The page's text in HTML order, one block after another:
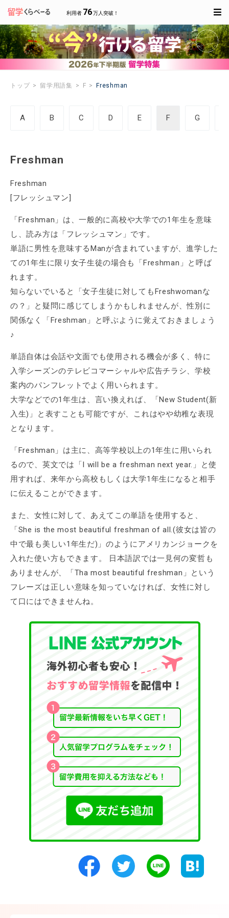
利用者 76万人突破！
トップ 留学用語集 F Freshman
A B C D E F G
Freshman
Freshman
[フレッシュマン]
「Freshman」は、一般的に高校や大学での1年生を意味
し、読み方は「フレッシュマン」です。
単語に男性を意味するManが含まれていますが、進学した
ての1年生に限り女子生徒の場合も「Freshman」と呼ば
れます。
知らないでいると「女子生徒に対してもFreshwomanな
の？」と疑問に感じてしまうかもしれませんが、性別に
関係なく「Freshman」と呼ぶように覚えておきましょう
♪
単語自体は会話や文面でも使用される機会が多く、特に
入学シーズンのテレビコマーシャルや広告チラシ、学校
案内のパンフレットでよく用いられます。
大学などでの1年生は、言い換えれば、「New Student(新
入生)」と表すことも可能ですが、これはやや幼稚な表現
となります。
「Freshman」は主に、高等学校以上の1年生に用いられ
るので、英文では「I will be a freshman next year.」と使
用すれば、来年から高校もしくは大学1年生になると相手
に伝えることができます。
また、女性に対して、あえてこの単語を使用すると、
「She is the most beautiful freshman of all.(彼女は皆の
中で最も美しい1年生だ)」のようにアメリカンジョークを
入れた使い方もできます。 日本語訳では一見何の変哲も
ありませんが、「Tha most beautiful freshman」という
フレーズは正しい意味を知っていなければ、女性に対し
て口にはできませんね。